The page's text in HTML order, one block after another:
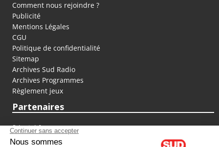
Comment nous rejoindre ?
Publicité
Mentions Légales
CGU
Politique de confidentialité
Sitemap
Archives Sud Radio
Archives Programmes
Règlement jeux
Partenaires
fiducial.fr
lyoncapitale.fr